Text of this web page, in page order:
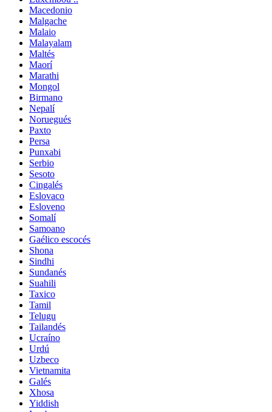
Macedonio
Malgache
Malaio
Malayalam
Maltés
Maorí
Marathi
Mongol
Birmano
Nepalí
Noruegués
Paxto
Persa
Punxabi
Serbio
Sesoto
Cingalés
Eslovaco
Esloveno
Somalí
Samoano
Gaélico escocés
Shona
Sindhi
Sundanés
Suahili
Taxico
Tamil
Telugu
Tailandés
Ucraíno
Urdú
Uzbeco
Vietnamita
Galés
Xhosa
Yiddish